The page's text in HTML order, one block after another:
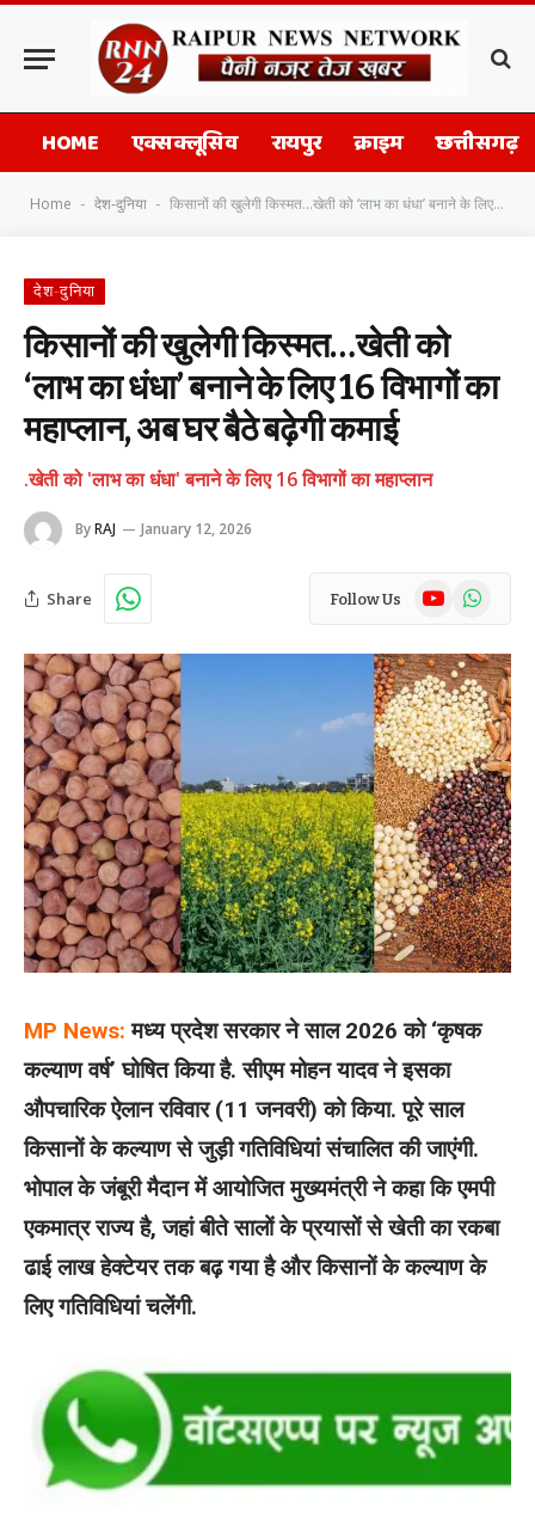
HOME एक्सक्लूसिव रायपुर क्राइम छत्तीसगढ़
Home - देश-दुनिया - किसानों की खुलेगी किस्मत…खेती को ‘लाभ का धंधा’ बनाने के लिए 16 विभागों का महाप्लान, अब घर बैठे बढ़ेगी कमाई
देश-दुनिया
किसानों की खुलेगी किस्मत…खेती को
‘लाभ का धंधा’ बनाने के लिए 16 विभागों का
महाप्लान, अब घर बैठे बढ़ेगी कमाई
.खेती को 'लाभ का धंधा' बनाने के लिए 16 विभागों का महाप्लान
ByRAJ January 12, 2026
Share Follow Us YouTubeWhatsApp
MP News: मध्य प्रदेश सरकार ने साल 2026 को ‘कृषक
कल्याण वर्ष’ घोषित किया है. सीएम मोहन यादव ने इसका
औपचारिक ऐलान रविवार (11 जनवरी) को किया. पूरे साल
किसानों के कल्याण से जुड़ी गतिविधियां संचालित की जाएंगी.
भोपाल के जंबूरी मैदान में आयोजित मुख्यमंत्री ने कहा कि एमपी
एकमात्र राज्य है, जहां बीते सालों के प्रयासों से खेती का रकबा
ढाई लाख हेक्टेयर तक बढ़ गया है और किसानों के कल्याण के
लिए गतिविधियां चलेंगी.